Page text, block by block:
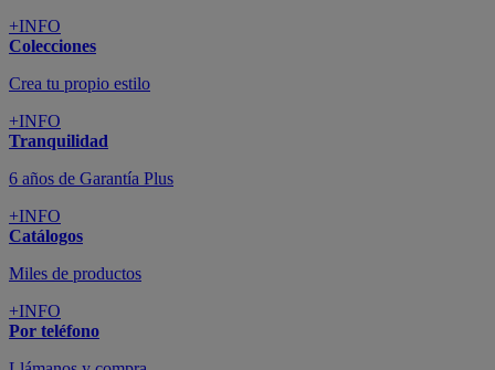
+INFO
Colecciones
Crea tu propio estilo
+INFO
Tranquilidad
6 años de Garantía Plus
+INFO
Catálogos
Miles de productos
+INFO
Por teléfono